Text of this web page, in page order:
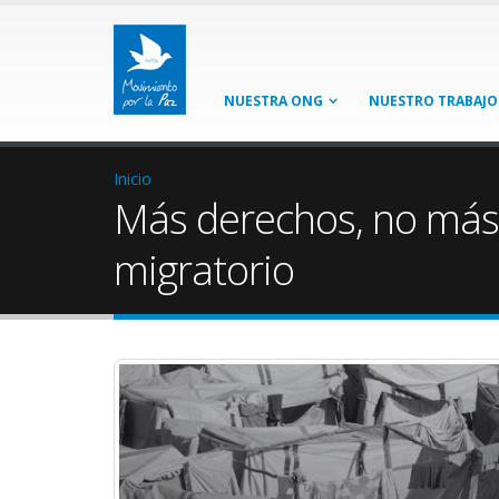
NUESTRA ONG NUESTRO TRABAJO
Inicio
Más derechos, no
migratorio